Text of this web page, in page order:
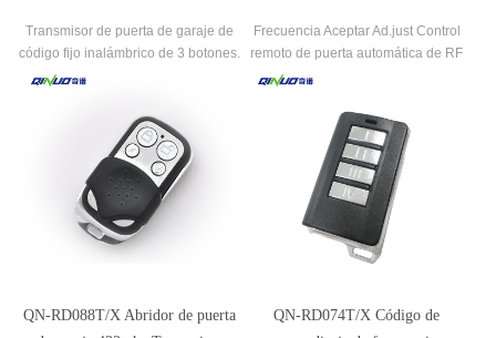
garaje
Transmisor de puerta de garaje de
código fijo inalámbrico de 3 botones.
Frecuencia Aceptar Ad.just Control
remoto de puerta automática de RF
QN-RD088T/X Abridor de puerta
QN-RD074T/X Código de